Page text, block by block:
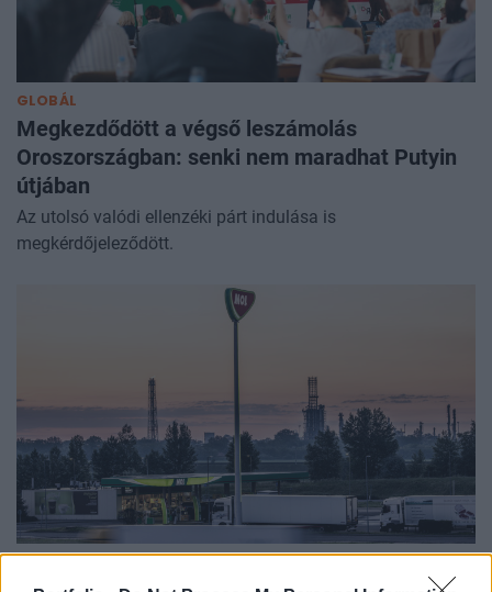
GLOBÁL
Megkezdődött a végső leszámolás
Oroszországban: senki nem maradhat Putyin
útjában
Az utolsó valódi ellenzéki párt indulása is
megkérdőjeleződött.
PORTFOLIO SIGNATURE